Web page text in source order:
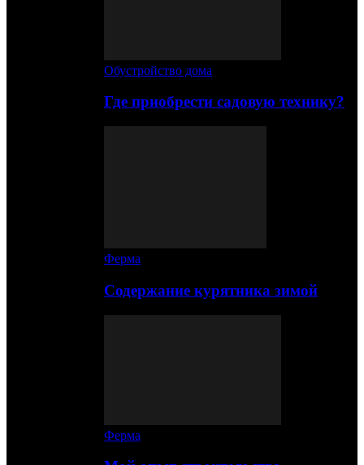
Обустройство дома
Где приобрести садовую технику?
Ферма
Содержание курятника зимой
Ферма